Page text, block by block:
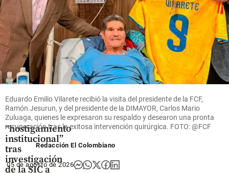
share
Economía
Acolgen
denuncia
supuesto
“hostigamiento
institucional”
tras
investigación
de la SIC a
Eduardo Emilio Vilarete recibió la visita del presidente de la FCF,
Ramón Jesurun, y del presidente de la DIMAYOR, Carlos Mario
Zuluaga, quienes le expresaron su respaldo y desearon una pronta
recuperación tras la exitosa intervención quirúrgica. FOTO: @FCF
Redacción El Colombiano
05 de agosto de 2026